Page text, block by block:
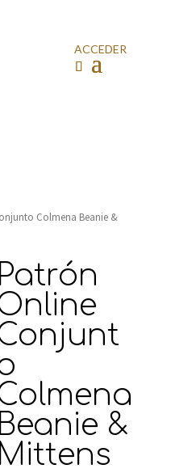
ACCEDER
Colmena Beanie &
Patrón
Beanie &
Mittens